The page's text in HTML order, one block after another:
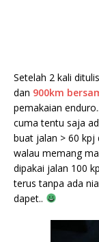
Setelah 2 kali
dan 900km
pemakaian
cuma tentu saja
buat jalan > 60 kpj
walau memang
dipakai jalan 100
terus tanpa ada
dapet..